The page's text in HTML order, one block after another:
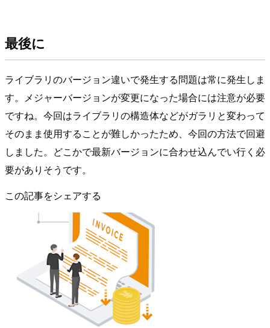
最後に
ライブラリのバージョン違いで発生する問題は常に発生しま
す。メジャーバージョンが変更になった場合には注意が必要
ですね。今回はライブラリの構造体などがガラリと変わって
そのまま使用することが難しかったため、今回の方法で回避
しました。どこかで最新バージョンに合わせ込んでい行く必
要がありそうです。
この記事をシェアする